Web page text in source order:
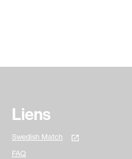
Liens
Swedish Match
FAQ